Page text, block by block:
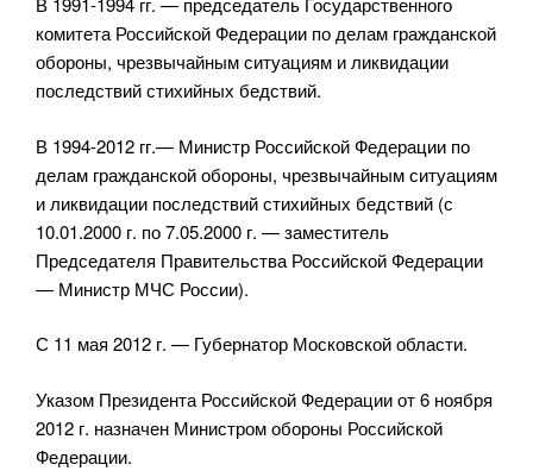
комитета Российской Федерации по делам гражданской
обороны, чрезвычайным ситуациям и ликвидации
последствий стихийных бедствий.
В 1994-2012 гг.— Министр Российской Федерации по
делам гражданской обороны, чрезвычайным ситуациям
и ликвидации последствий стихийных бедствий (с
10.01.2000 г. по 7.05.2000 г. — заместитель
Председателя Правительства Российской Федерации
— Министр МЧС России).
С 11 мая 2012 г. — Губернатор Московской области.
Указом Президента Российской Федерации от 6 ноября
2012 г. назначен Министром обороны Российской
Федерации.